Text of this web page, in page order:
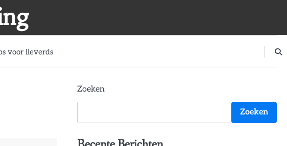
voor lieverds
Zoeken
Zoeken